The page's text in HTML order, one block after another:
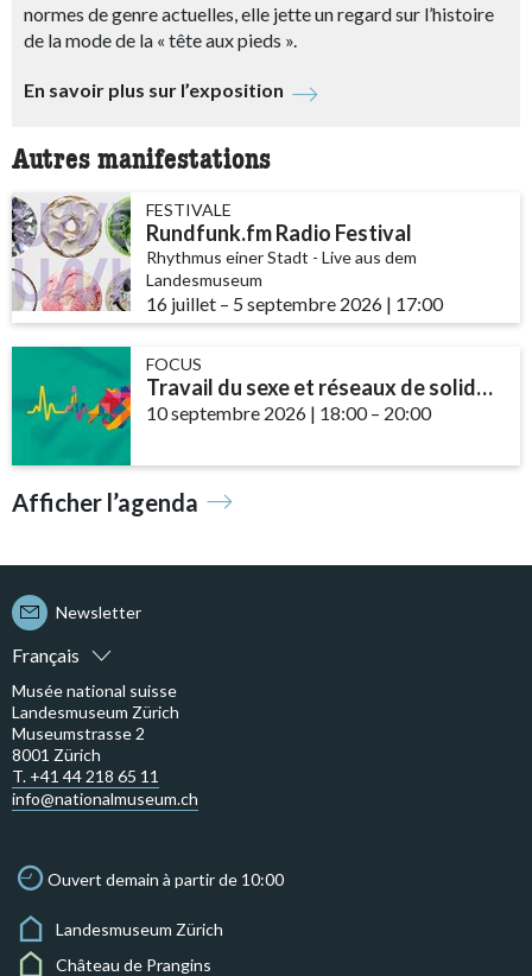
normes de genre actuelles, elle jette un regard sur l’histoire
de la mode de la « tête aux pieds ».
En savoir plus sur l’exposition
Autres manifestations
FESTIVALE
Rundfunk.fm Radio Festival
Rhythmus einer Stadt - Live aus dem
Landesmuseum
16 juillet accessibility.time_to
– 5 septembre 2026 | 17:00
FOCUS
Travail du sexe et réseaux de solidarité – le rôle des communautés et des ...
10 septembre 2026 | 18:00– 20:00
Afficher l’agenda
Français
Newsletter
Musée national suisse
Landesmuseum Zürich
Museumstrasse 2
8001 Zürich
T. +41 44 218 65 11
info@nationalmuseum.ch
Ouvert demain à partir de 10:00
Landesmuseum Zürich
Château de Prangins